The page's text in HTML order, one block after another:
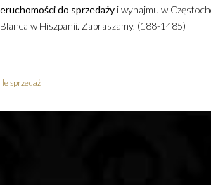
do sprzedażyi wynajmu w
w Hiszpanii. Zapraszamy. (188-1485)
sprzedaż